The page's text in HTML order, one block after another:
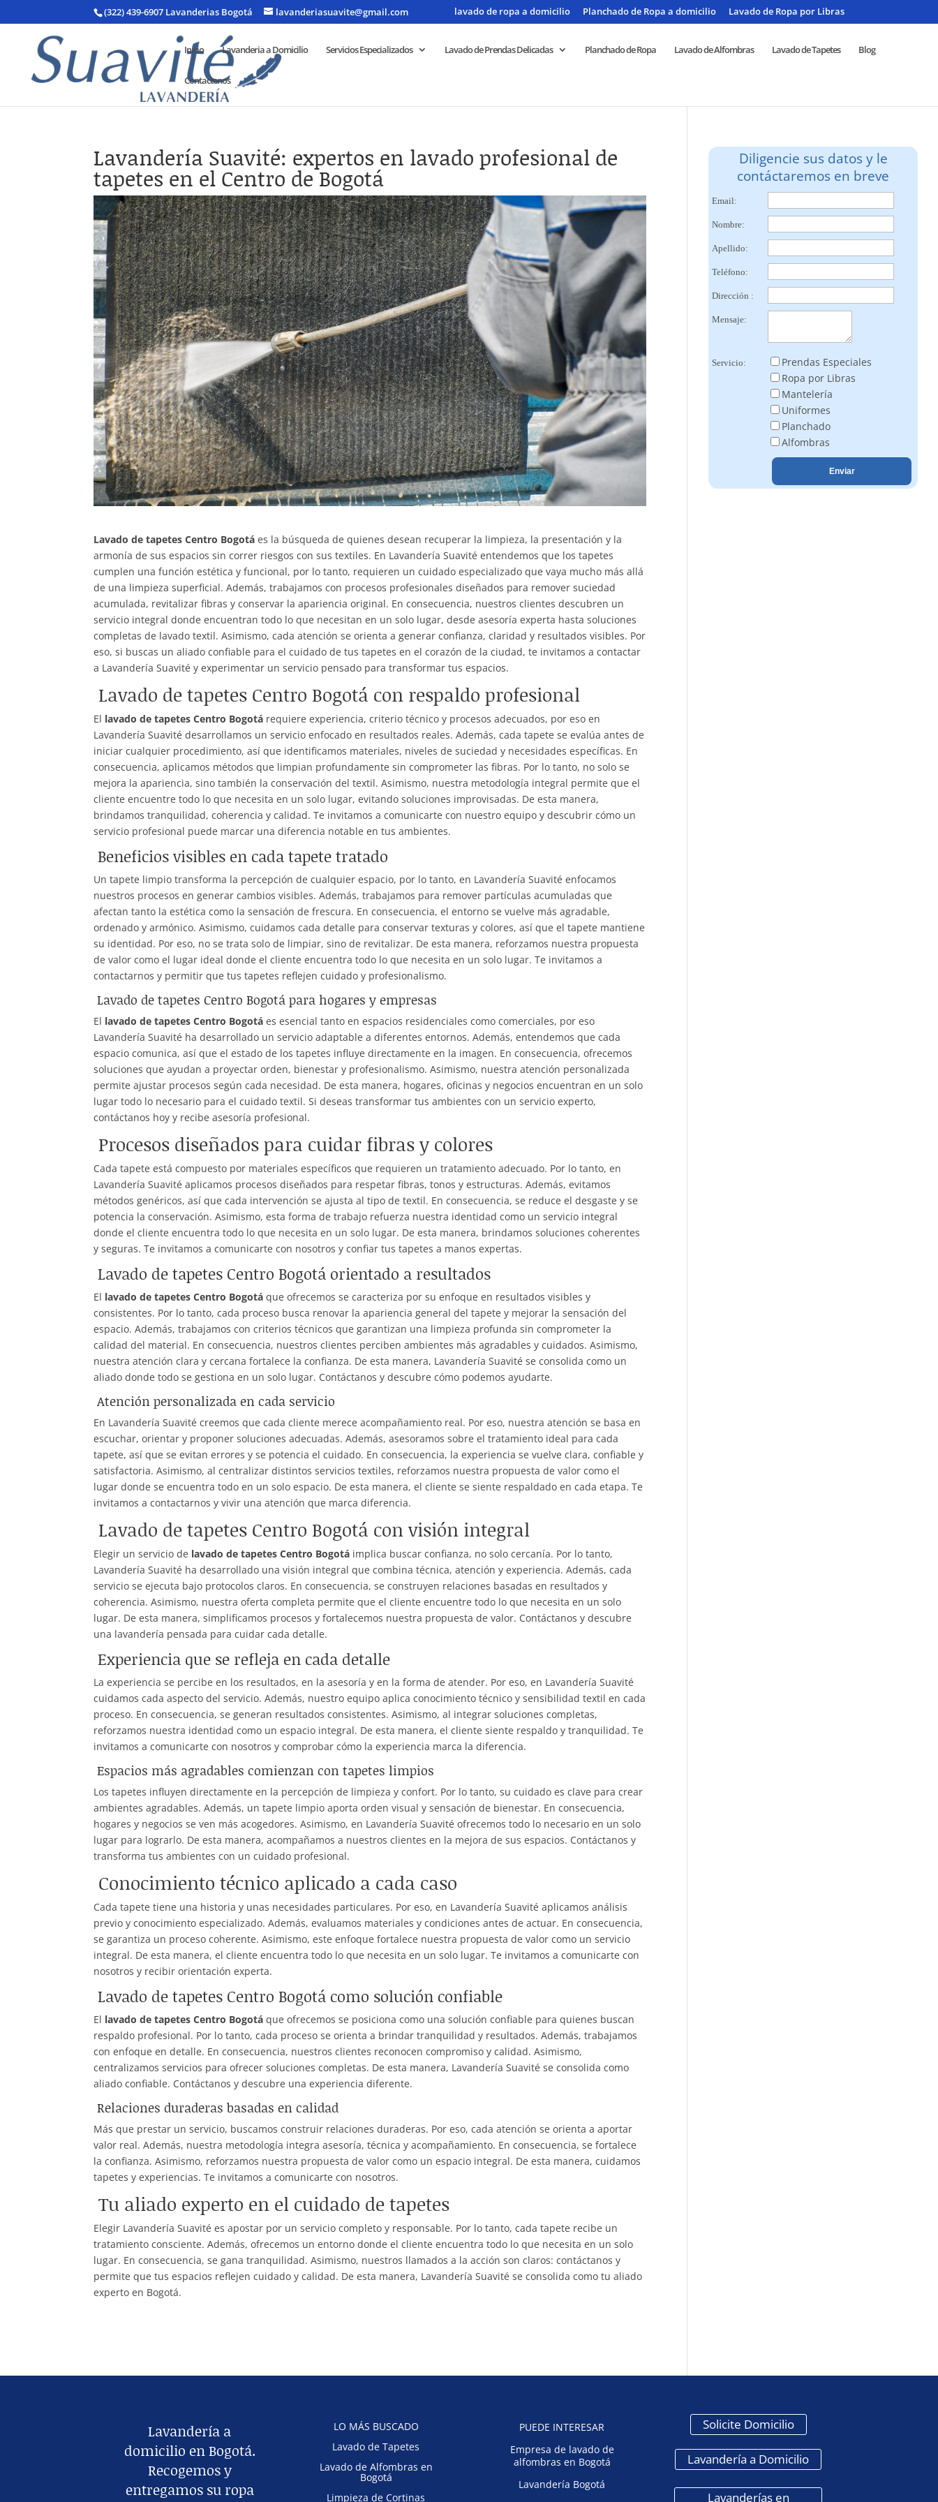
(322) 439-6907 Lavanderias Bogotá lavanderiasuavite@gmail.com lavado de ropa a domicilio Planchado de Ropa a domicilio Lavado de Ropa por Libras
Inicio Lavanderia a Domicilio Servicios Especializados Lavado de Prendas Delicadas Planchado de Ropa Lavado de Alfombras Lavado de Tapetes Blog
Contactenos
Lavandería Suavité: expertos en lavado profesional de
tapetes en el Centro de Bogotá
Lavado de tapetes Centro Bogotá es la búsqueda de quienes desean recuperar la limpieza, la presentación y la
armonía de sus espacios sin correr riesgos con sus textiles. En Lavandería Suavité entendemos que los tapetes
cumplen una función estética y funcional, por lo tanto, requieren un cuidado especializado que vaya mucho más allá
de una limpieza superficial. Además, trabajamos con procesos profesionales diseñados para remover suciedad
acumulada, revitalizar fibras y conservar la apariencia original. En consecuencia, nuestros clientes descubren un
servicio integral donde encuentran todo lo que necesitan en un solo lugar, desde asesoría experta hasta soluciones
completas de lavado textil. Asimismo, cada atención se orienta a generar confianza, claridad y resultados visibles. Por
eso, si buscas un aliado confiable para el cuidado de tus tapetes en el corazón de la ciudad, te invitamos a contactar
a Lavandería Suavité y experimentar un servicio pensado para transformar tus espacios.
Lavado de tapetes Centro Bogotá con respaldo profesional
El lavado de tapetes Centro Bogotá requiere experiencia, criterio técnico y procesos adecuados, por eso en
Lavandería Suavité desarrollamos un servicio enfocado en resultados reales. Además, cada tapete se evalúa antes de
iniciar cualquier procedimiento, así que identificamos materiales, niveles de suciedad y necesidades específicas. En
consecuencia, aplicamos métodos que limpian profundamente sin comprometer las fibras. Por lo tanto, no solo se
mejora la apariencia, sino también la conservación del textil. Asimismo, nuestra metodología integral permite que el
cliente encuentre todo lo que necesita en un solo lugar, evitando soluciones improvisadas. De esta manera,
brindamos tranquilidad, coherencia y calidad. Te invitamos a comunicarte con nuestro equipo y descubrir cómo un
servicio profesional puede marcar una diferencia notable en tus ambientes.
Beneficios visibles en cada tapete tratado
Un tapete limpio transforma la percepción de cualquier espacio, por lo tanto, en Lavandería Suavité enfocamos
nuestros procesos en generar cambios visibles. Además, trabajamos para remover partículas acumuladas que
afectan tanto la estética como la sensación de frescura. En consecuencia, el entorno se vuelve más agradable,
ordenado y armónico. Asimismo, cuidamos cada detalle para conservar texturas y colores, así que el tapete mantiene
su identidad. Por eso, no se trata solo de limpiar, sino de revitalizar. De esta manera, reforzamos nuestra propuesta
de valor como el lugar ideal donde el cliente encuentra todo lo que necesita en un solo lugar. Te invitamos a
contactarnos y permitir que tus tapetes reflejen cuidado y profesionalismo.
Lavado de tapetes Centro Bogotá para hogares y empresas
El lavado de tapetes Centro Bogotá es esencial tanto en espacios residenciales como comerciales, por eso
Lavandería Suavité ha desarrollado un servicio adaptable a diferentes entornos. Además, entendemos que cada
espacio comunica, así que el estado de los tapetes influye directamente en la imagen. En consecuencia, ofrecemos
soluciones que ayudan a proyectar orden, bienestar y profesionalismo. Asimismo, nuestra atención personalizada
permite ajustar procesos según cada necesidad. De esta manera, hogares, oficinas y negocios encuentran en un solo
lugar todo lo necesario para el cuidado textil. Si deseas transformar tus ambientes con un servicio experto,
contáctanos hoy y recibe asesoría profesional.
Procesos diseñados para cuidar fibras y colores
Cada tapete está compuesto por materiales específicos que requieren un tratamiento adecuado. Por lo tanto, en
Lavandería Suavité aplicamos procesos diseñados para respetar fibras, tonos y estructuras. Además, evitamos
métodos genéricos, así que cada intervención se ajusta al tipo de textil. En consecuencia, se reduce el desgaste y se
potencia la conservación. Asimismo, esta forma de trabajo refuerza nuestra identidad como un servicio integral
donde el cliente encuentra todo lo que necesita en un solo lugar. De esta manera, brindamos soluciones coherentes
y seguras. Te invitamos a comunicarte con nosotros y confiar tus tapetes a manos expertas.
Lavado de tapetes Centro Bogotá orientado a resultados
El lavado de tapetes Centro Bogotá que ofrecemos se caracteriza por su enfoque en resultados visibles y
consistentes. Por lo tanto, cada proceso busca renovar la apariencia general del tapete y mejorar la sensación del
espacio. Además, trabajamos con criterios técnicos que garantizan una limpieza profunda sin comprometer la
calidad del material. En consecuencia, nuestros clientes perciben ambientes más agradables y cuidados. Asimismo,
nuestra atención clara y cercana fortalece la confianza. De esta manera, Lavandería Suavité se consolida como un
aliado donde todo se gestiona en un solo lugar. Contáctanos y descubre cómo podemos ayudarte.
Atención personalizada en cada servicio
En Lavandería Suavité creemos que cada cliente merece acompañamiento real. Por eso, nuestra atención se basa en
escuchar, orientar y proponer soluciones adecuadas. Además, asesoramos sobre el tratamiento ideal para cada
tapete, así que se evitan errores y se potencia el cuidado. En consecuencia, la experiencia se vuelve clara, confiable y
satisfactoria. Asimismo, al centralizar distintos servicios textiles, reforzamos nuestra propuesta de valor como el
lugar donde se encuentra todo en un solo espacio. De esta manera, el cliente se siente respaldado en cada etapa. Te
invitamos a contactarnos y vivir una atención que marca diferencia.
Lavado de tapetes Centro Bogotá con visión integral
Elegir un servicio de lavado de tapetes Centro Bogotá implica buscar confianza, no solo cercanía. Por lo tanto,
Lavandería Suavité ha desarrollado una visión integral que combina técnica, atención y experiencia. Además, cada
servicio se ejecuta bajo protocolos claros. En consecuencia, se construyen relaciones basadas en resultados y
coherencia. Asimismo, nuestra oferta completa permite que el cliente encuentre todo lo que necesita en un solo
lugar. De esta manera, simplificamos procesos y fortalecemos nuestra propuesta de valor. Contáctanos y descubre
una lavandería pensada para cuidar cada detalle.
Experiencia que se refleja en cada detalle
La experiencia se percibe en los resultados, en la asesoría y en la forma de atender. Por eso, en Lavandería Suavité
cuidamos cada aspecto del servicio. Además, nuestro equipo aplica conocimiento técnico y sensibilidad textil en cada
proceso. En consecuencia, se generan resultados consistentes. Asimismo, al integrar soluciones completas,
reforzamos nuestra identidad como un espacio integral. De esta manera, el cliente siente respaldo y tranquilidad. Te
invitamos a comunicarte con nosotros y comprobar cómo la experiencia marca la diferencia.
Espacios más agradables comienzan con tapetes limpios
Los tapetes influyen directamente en la percepción de limpieza y confort. Por lo tanto, su cuidado es clave para crear
ambientes agradables. Además, un tapete limpio aporta orden visual y sensación de bienestar. En consecuencia,
hogares y negocios se ven más acogedores. Asimismo, en Lavandería Suavité ofrecemos todo lo necesario en un solo
lugar para lograrlo. De esta manera, acompañamos a nuestros clientes en la mejora de sus espacios. Contáctanos y
transforma tus ambientes con un cuidado profesional.
Conocimiento técnico aplicado a cada caso
Cada tapete tiene una historia y unas necesidades particulares. Por eso, en Lavandería Suavité aplicamos análisis
previo y conocimiento especializado. Además, evaluamos materiales y condiciones antes de actuar. En consecuencia,
se garantiza un proceso coherente. Asimismo, este enfoque fortalece nuestra propuesta de valor como un servicio
integral. De esta manera, el cliente encuentra todo lo que necesita en un solo lugar. Te invitamos a comunicarte con
nosotros y recibir orientación experta.
Lavado de tapetes Centro Bogotá como solución confiable
El lavado de tapetes Centro Bogotá que ofrecemos se posiciona como una solución confiable para quienes buscan
respaldo profesional. Por lo tanto, cada proceso se orienta a brindar tranquilidad y resultados. Además, trabajamos
con enfoque en detalle. En consecuencia, nuestros clientes reconocen compromiso y calidad. Asimismo,
centralizamos servicios para ofrecer soluciones completas. De esta manera, Lavandería Suavité se consolida como
aliado confiable. Contáctanos y descubre una experiencia diferente.
Relaciones duraderas basadas en calidad
Más que prestar un servicio, buscamos construir relaciones duraderas. Por eso, cada atención se orienta a aportar
valor real. Además, nuestra metodología integra asesoría, técnica y acompañamiento. En consecuencia, se fortalece
la confianza. Asimismo, reforzamos nuestra propuesta de valor como un espacio integral. De esta manera, cuidamos
tapetes y experiencias. Te invitamos a comunicarte con nosotros.
Tu aliado experto en el cuidado de tapetes
Elegir Lavandería Suavité es apostar por un servicio completo y responsable. Por lo tanto, cada tapete recibe un
tratamiento consciente. Además, ofrecemos un entorno donde el cliente encuentra todo lo que necesita en un solo
lugar. En consecuencia, se gana tranquilidad. Asimismo, nuestros llamados a la acción son claros: contáctanos y
permite que tus espacios reflejen cuidado y calidad. De esta manera, Lavandería Suavité se consolida como tu aliado
experto en Bogotá.
Diligencie sus datos y le
contáctaremos en breve
Email:
Nombre:
Apellido:
Teléfono:
Dirección :
Mensaje:
Servicio:
Prendas Especiales
Ropa por Libras
Mantelería
Uniformes
Planchado
Alfombras
Lavandería a
domicilio en Bogotá.
Recogemos y
entregamos su ropa
LO MÁS BUSCADO
Lavado de Tapetes
Lavado de Alfombras en
Bogotá
Limpieza de Cortinas
PUEDE INTERESAR
Empresa de lavado de
alfombras en Bogotá
Lavandería Bogotá
Solicite Domicilio
Lavandería a Domicilio
Lavanderías en